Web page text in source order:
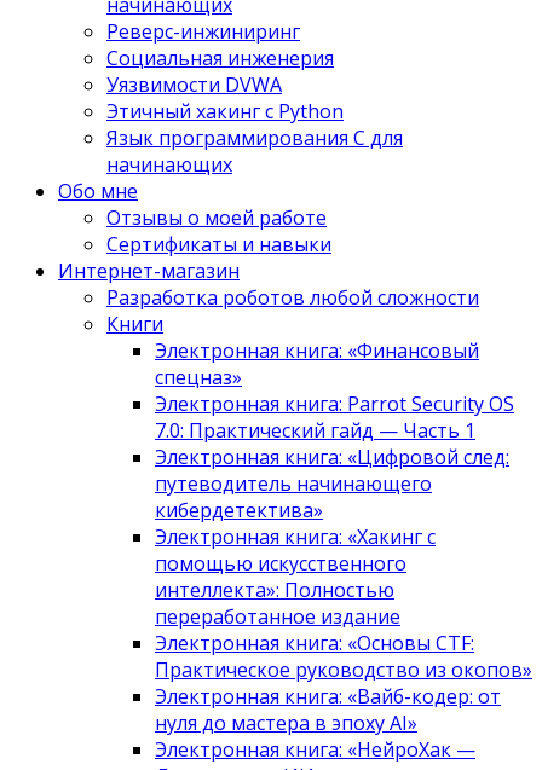
начинающих
Реверс-инжиниринг
Социальная инженерия
Уязвимости DVWA
Этичный хакинг с Python
Язык программирования С для
начинающих
Обо мне
Отзывы о моей работе
Сертификаты и навыки
Интернет-магазин
Разработка роботов любой сложности
Книги
Электронная книга: «Финансовый
спецназ»
Электронная книга: Parrot Security OS
7.0: Практический гайд — Часть 1
Электронная книга: «Цифровой след:
путеводитель начинающего
кибердетектива»
Электронная книга: «Хакинг с
помощью искусственного
интеллекта»: Полностью
переработанное издание
Электронная книга: «Основы CTF:
Практическое руководство из окопов»
Электронная книга: «Вайб-кодер: от
нуля до мастера в эпоху AI»
Электронная книга: «НейроХак —